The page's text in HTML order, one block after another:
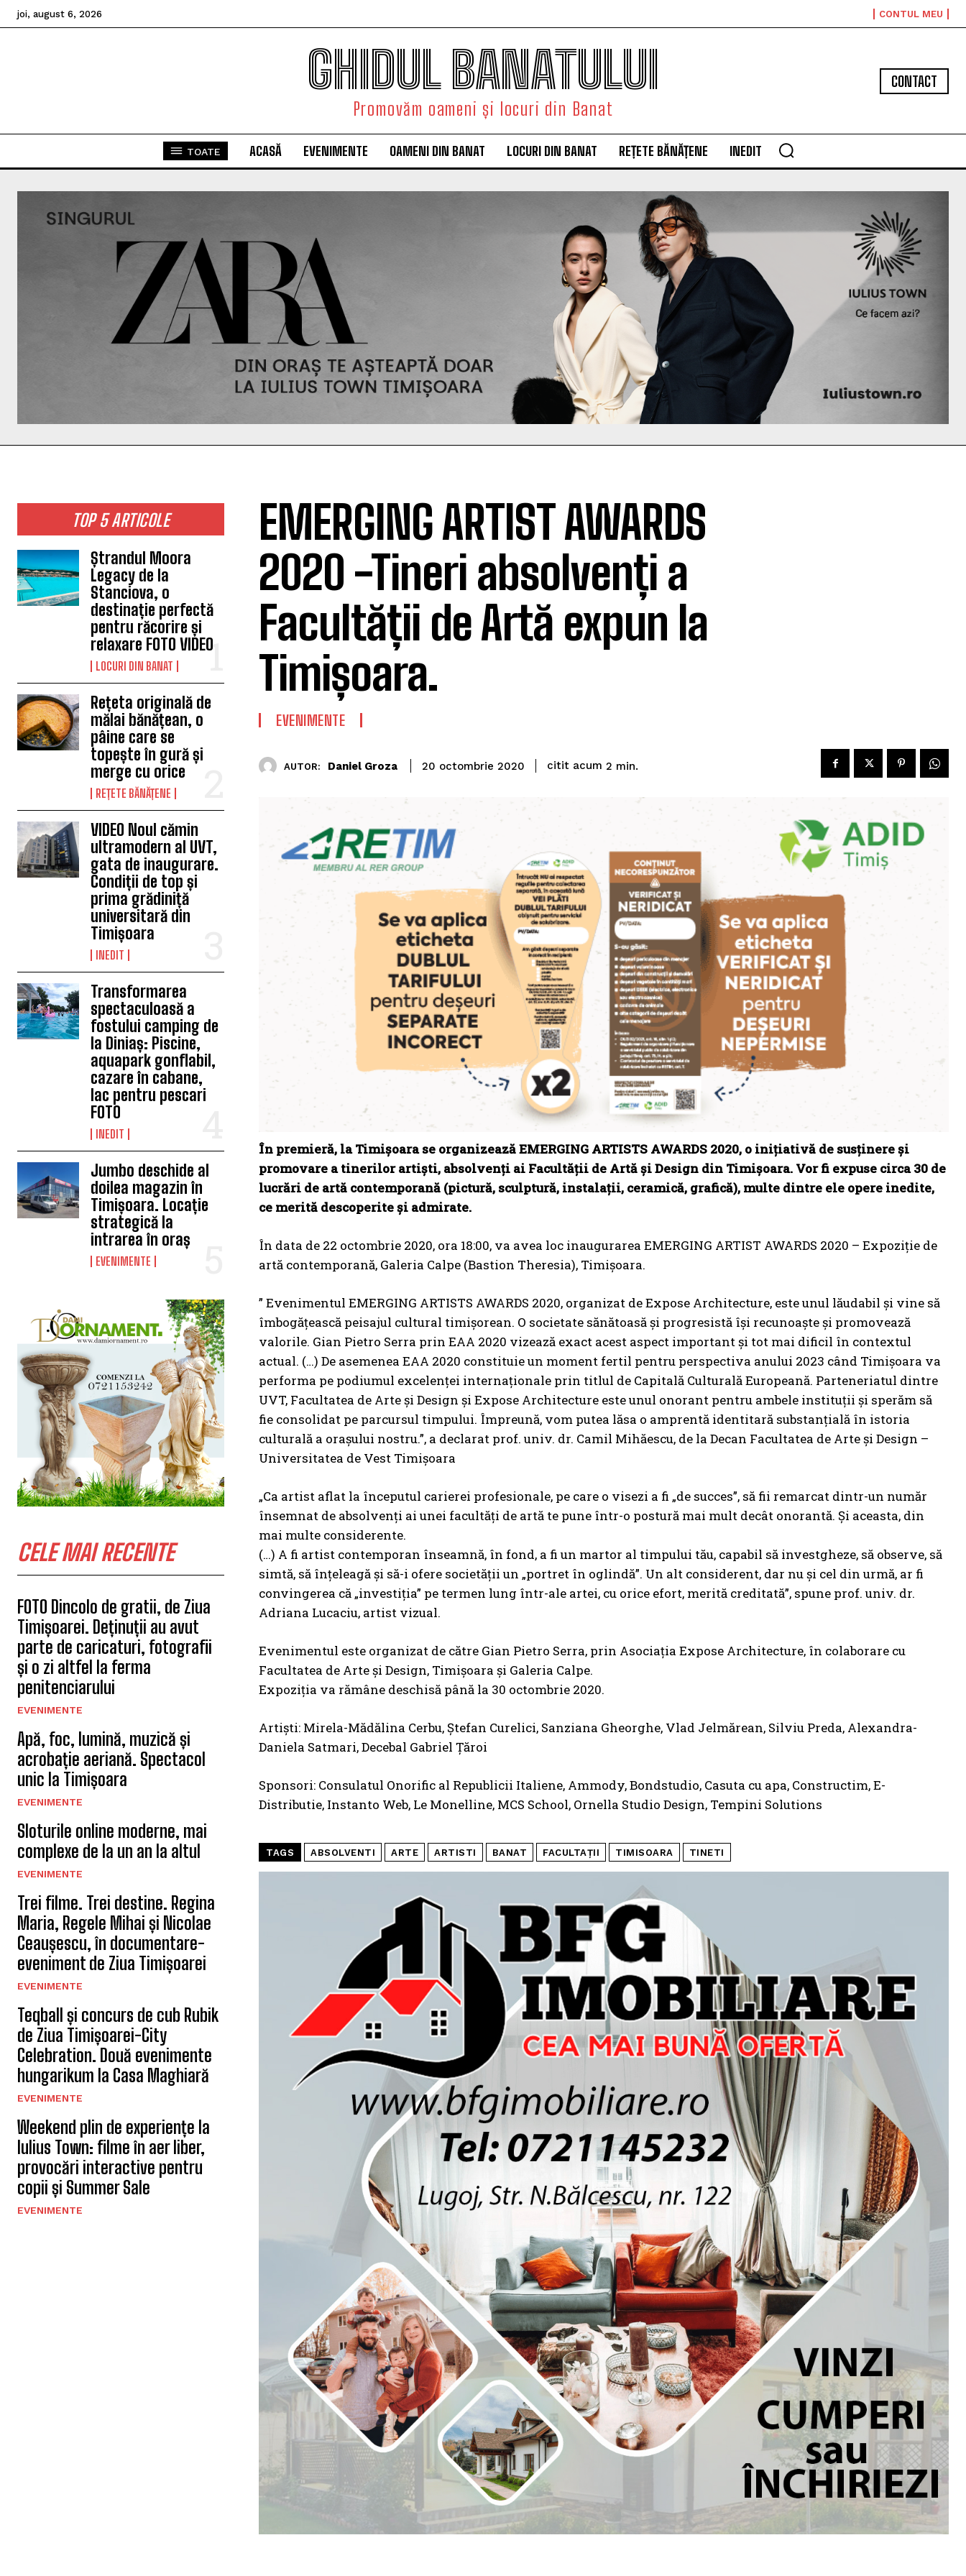
joi, august 6, 2026 CONTUL MEU
GHIDUL BANATULUI
Promovăm oameni și locuri din Banat
CONTACT
TOATE ACASĂ EVENIMENTE OAMENI DIN BANAT LOCURI DIN BANAT REȚETE BĂNĂȚENE INEDIT
TOP 5 ARTICOLE
Ștrandul Moora
Legacy de la
Stanciova, o
destinație perfectă
pentru răcorire și
relaxare FOTO VIDEO
LOCURI DIN BANAT
Rețeta originală de
mălai bănățean, o
pâine care se
topește în gură și
merge cu orice
REȚETE BĂNĂȚENE
VIDEO Noul cămin
ultramodern al UVT,
gata de inaugurare.
Condiții de top și
prima grădiniță
universitară din
Timișoara
INEDIT
Transformarea
spectaculoasă a
fostului camping de
la Diniaș: Piscine,
aquapark gonflabil,
cazare în cabane,
lac pentru pescari
FOTO
INEDIT
Jumbo deschide al
doilea magazin în
Timișoara. Locație
strategică la
intrarea în oraș
EVENIMENTE
CELE MAI RECENTE
FOTO Dincolo de gratii, de Ziua
Timișoarei. Deținuții au avut
parte de caricaturi, fotografii
și o zi altfel la ferma
penitenciarului
EVENIMENTE
Apă, foc, lumină, muzică și
acrobație aeriană. Spectacol
unic la Timișoara
EVENIMENTE
Sloturile online moderne, mai
complexe de la un an la altul
EVENIMENTE
Trei filme. Trei destine. Regina
Maria, Regele Mihai și Nicolae
Ceaușescu, în documentare-
eveniment de Ziua Timișoarei
EVENIMENTE
Teqball și concurs de cub Rubik
de Ziua Timișoarei-City
Celebration. Două evenimente
hungarikum la Casa Maghiară
EVENIMENTE
Weekend plin de experiențe la
Iulius Town: filme în aer liber,
provocări interactive pentru
copii și Summer Sale
EVENIMENTE
EMERGING ARTIST AWARDS
2020 -Tineri absolvenți a
Facultății de Artă expun la
Timișoara.
EVENIMENTE
AUTOR: Daniel Groza 20 octombrie 2020 citit acum 2 min.
În premieră, la Timișoara se organizează EMERGING ARTISTS AWARDS 2020, o inițiativă de susținere și
promovare a tinerilor artiști, absolvenți ai Facultății de Artă și Design din Timișoara. Vor fi expuse circa 30 de
lucrări de artă contemporană (pictură, sculptură, instalații, ceramică, grafică), multe dintre ele opere inedite,
ce merită descoperite și admirate.
În data de 22 octombrie 2020, ora 18:00, va avea loc inaugurarea EMERGING ARTIST AWARDS 2020 – Expoziție de
artă contemporană, Galeria Calpe (Bastion Theresia), Timișoara.
” Evenimentul EMERGING ARTISTS AWARDS 2020, organizat de Expose Architecture, este unul lăudabil și vine să
îmbogățească peisajul cultural timișorean. O societate sănătoasă și progresistă își recunoaște și promovează
valorile. Gian Pietro Serra prin EAA 2020 vizează exact acest aspect important și tot mai dificil în contextul
actual. (…) De asemenea EAA 2020 constituie un moment fertil pentru perspectiva anului 2023 când Timișoara va
performa pe podiumul excelenței internaționale prin titlul de Capitală Culturală Europeană. Parteneriatul dintre
UVT, Facultatea de Arte și Design și Expose Architecture este unul onorant pentru ambele instituții și sperăm să
fie consolidat pe parcursul timpului. Împreună, vom putea lăsa o amprentă identitară substanțială în istoria
culturală a orașului nostru.”, a declarat prof. univ. dr. Camil Mihăescu, de la Decan Facultatea de Arte și Design –
Universitatea de Vest Timișoara
„Ca artist aflat la începutul carierei profesionale, pe care o visezi a fi „de succes”, să fii remarcat dintr-un număr
însemnat de absolvenți ai unei facultăți de artă te pune într-o postură mai mult decât onorantă. Și aceasta, din
mai multe considerente.
(…) A fi artist contemporan înseamnă, în fond, a fi un martor al timpului tău, capabil să investgheze, să observe, să
simtă, să înțeleagă și să-i ofere societății un „portret în oglindă”. Un alt considerent, dar nu și cel din urmă, ar fi
convingerea că „investiția” pe termen lung într-ale artei, cu orice efort, merită creditată”, spune prof. univ. dr.
Adriana Lucaciu, artist vizual.
Evenimentul este organizat de către Gian Pietro Serra, prin Asociația Expose Architecture, în colaborare cu
Facultatea de Arte și Design, Timișoara și Galeria Calpe.
Expoziția va rămâne deschisă până la 30 octombrie 2020.
Artiști: Mirela-Mădălina Cerbu, Ștefan Curelici, Sanziana Gheorghe, Vlad Jelmărean, Silviu Preda, Alexandra-
Daniela Satmari, Decebal Gabriel Țăroi
Sponsori: Consulatul Onorific al Republicii Italiene, Ammody, Bondstudio, Casuta cu apa, Constructim, E-
Distributie, Instanto Web, Le Monelline, MCS School, Ornella Studio Design, Tempini Solutions
TAGS ABSOLVENTI ARTE ARTISTI BANAT FACULTAȚII TIMISOARA TINETI